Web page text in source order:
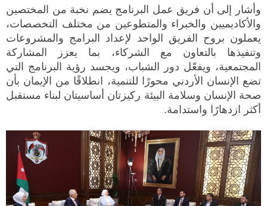
وأشار إلى أن فريق عمل البرنامج يضم نخبة من المختصين
والأكاديميين والخبراء والمتطوعين من مختلف التخصصات،
يعملون بروح الفريق الواحد لإعداد البرامج والمشروعات
وتنفيذها بالتعاون مع الشركاء، بما يعزز المشاركة
المجتمعية، ويفعّل دور الشباب، ويجسد رؤية البرنامج التي
تضع الإنسان الأردني محورًا للتنمية، انطلاقًا من الإيمان بأن
صحة الإنسان وسلامة البيئة ركيزتان أساسيتان لبناء مستقبل
أكثر ازدهارًا واستدامة.